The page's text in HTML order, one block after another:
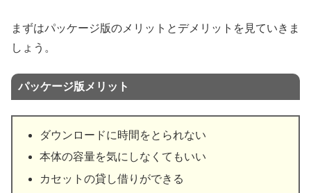
まずはパッケージ版のメリットとデメリットを見ていきま
しょう。
パッケージ版メリット
ダウンロードに時間をとられない
本体の容量を気にしなくてもいい
カセットの貸し借りができる